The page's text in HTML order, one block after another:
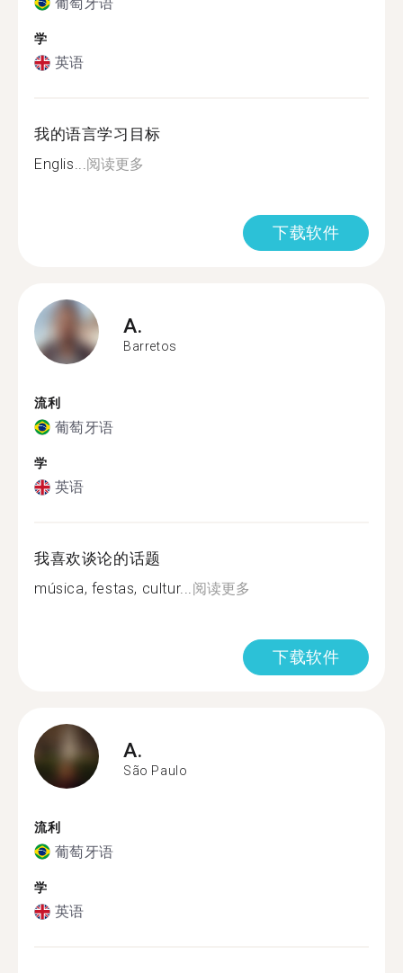
学
英语
我的语言学习目标
Englis...阅读更多
下载软件
A.
Barretos
流利
葡萄牙语
学
英语
我喜欢谈论的话题
música, festas, cultur...阅读更多
下载软件
A.
São Paulo
流利
葡萄牙语
学
英语